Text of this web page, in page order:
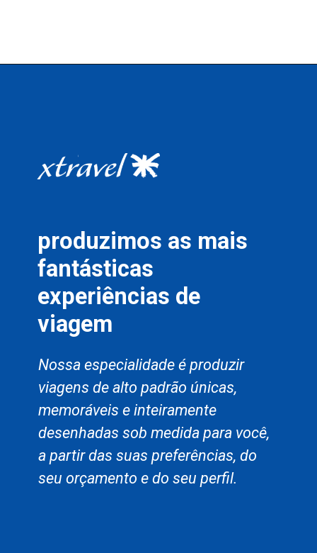
Nossa especialidade é produzir
viagens de alto padrão únicas,
memoráveis e inteiramente
desenhadas sob medida para você,
a partir das suas preferências, do
seu orçamento e do seu perfil.
produzimos as mais
fantásticas
experiências de
viagem